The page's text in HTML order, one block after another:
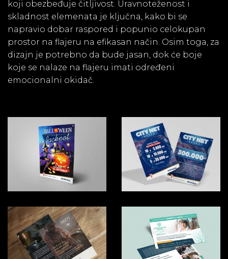
koji obezbeđuje čitljivost. Uravnoteženost i
skladnost elemenata je ključna, kako bi se
napravio dobar raspored i popunio celokupan
prostor na flajeru na efikasan način. Osim toga, za
dizajn je potrebno da bude jasan, dok će boje
koje se nalaze na flajeru imati određeni
emocionalni okidač.